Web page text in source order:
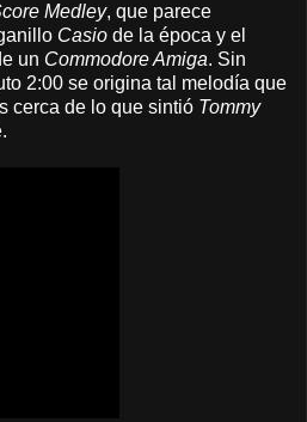
Medley, que parece
Casio de la época y el
un Commodore Amiga. Sin
2:00 se origina tal melodía que
cerca de lo que sintió Tommy